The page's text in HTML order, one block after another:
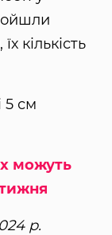
кількість
5 см
можуть
р.